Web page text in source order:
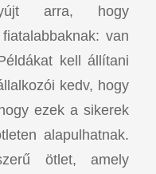
arra, hogy
van
kell állítani
kedv, hogy
ezek a sikerek
alapulhatnak.
ötlet, amely